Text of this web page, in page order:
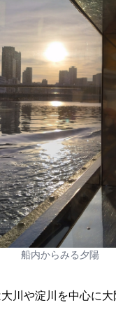
船内からみる夕陽
川や淀川を中心に